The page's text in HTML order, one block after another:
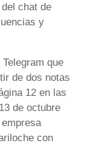
chat de
y
que
de dos notas
12 en las
de octubre
con